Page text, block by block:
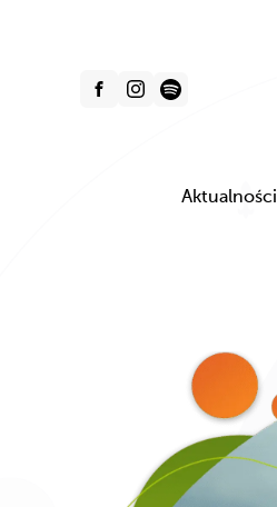
Aktualności